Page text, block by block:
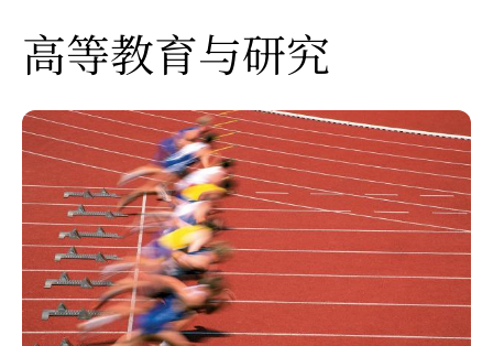
高等教育与研究